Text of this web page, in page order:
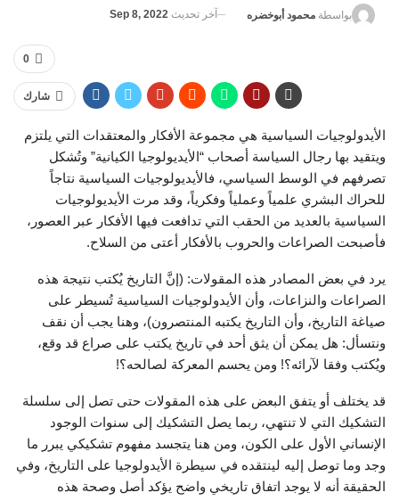
بواسطة محمود أبوخضره آخر تحديث Sep 8, 2022
0
شارك
الأيدولوجيات السياسية هي مجموعة الأفكار والمعتقدات التي يلتزم
ويتقيد بها رجال السياسة أصحاب “الأيديولوجيا الكيانية” وتُشكل
تصرفهم في الوسط السياسي، فالأيديولوجيات السياسية نتاجاً
للحراك البشري علمياً وعملياً وفكرياً، وقد مرت الأيديولوجيات
السياسية بالعديد من الحقب التي تدافعت فيها الأفكار عبر العصور،
فأصبحت الصراعات والحروب بالأفكار أعتى من السلاح.
يرد في بعض المصادر هذه المقولات: (إنَّ التاريخ يُكتب نتيجة هذه
الصراعات والنزاعات، وأن الأيدولوجيات السياسية تُسيطر على
صياغة التاريخ، وأن التاريخ يكتبه المنتصرون)، وهنا يجب أن نقف
ونتسأل: هل يمكن أن يثق أحد في تاريخ يكتب على صراع قد وقع،
ويُكتب وفقا لآرائه؟! ومن يحسم المعركة لصالحه؟!
قد يختلف أو يتفق البعض على هذه المقولات حتى تصل إلى سلسلة
التشكيك التي لا تنتهي، ربما يصل التشكيك إلى سنوات الوجود
الإنساني الأول على الكون، ومن هنا يتجسد مفهوم تشكيكي يبرر ما
وجد وما توصل إليه لينتقده في سيطرة الأيدولوجيا على التاريخ، وفي
الحقيقة أنه لا يوجد اتفاق تاريخي واضح يؤكد أصل وصحة هذه